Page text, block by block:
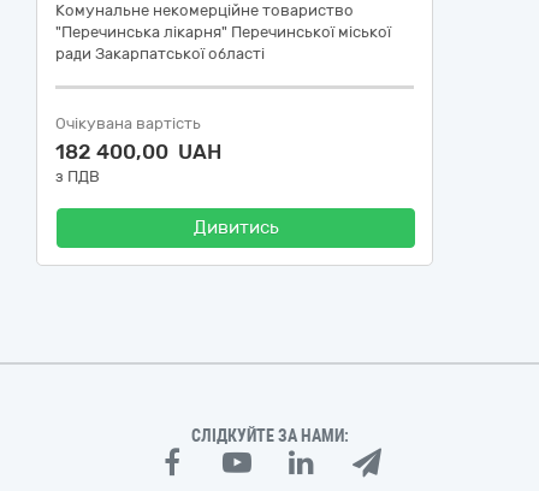
Комунальне некомерційне товариство
"Перечинська лікарня" Перечинської міської
ради Закарпатської області
Очікувана вартість
182 400,00 UAH
з ПДВ
Дивитись
СЛІДКУЙТЕ ЗА НАМИ: